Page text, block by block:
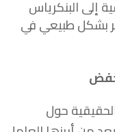
إلى البنكرياس
بشكل طبيعي في
حول